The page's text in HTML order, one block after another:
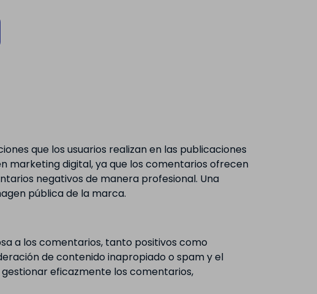
que los usuarios realizan en las publicaciones
marketing digital, ya que los comentarios ofrecen
negativos de manera profesional. Una
pública de la marca.
a los comentarios, tanto positivos como
de contenido inapropiado o spam y el
eficazmente los comentarios,